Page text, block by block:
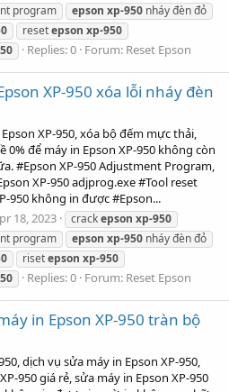
program epson xp-950 nháy đèn đỏ
resetepson xp-950
Replies: 0 Forum: Reset Epson
XP-950 xóa lỗi nháy đèn
XP-950, xóa bộ đếm mực thải,
0% để máy in Epson XP-950 không còn
#Epson XP-950 Adjustment Program,
XP-950 adjprog.exe #Tool reset
950 không in được #Epson...
18, 2023 crackepson xp-950
program epson xp-950 nháy đèn đỏ
risetepson xp-950
Replies: 0 Forum: Reset Epson
in Epson XP-950 tràn bộ
dịch vụ sửa máy in Epson XP-950,
950 giá rẻ, sửa máy in Epson XP-950